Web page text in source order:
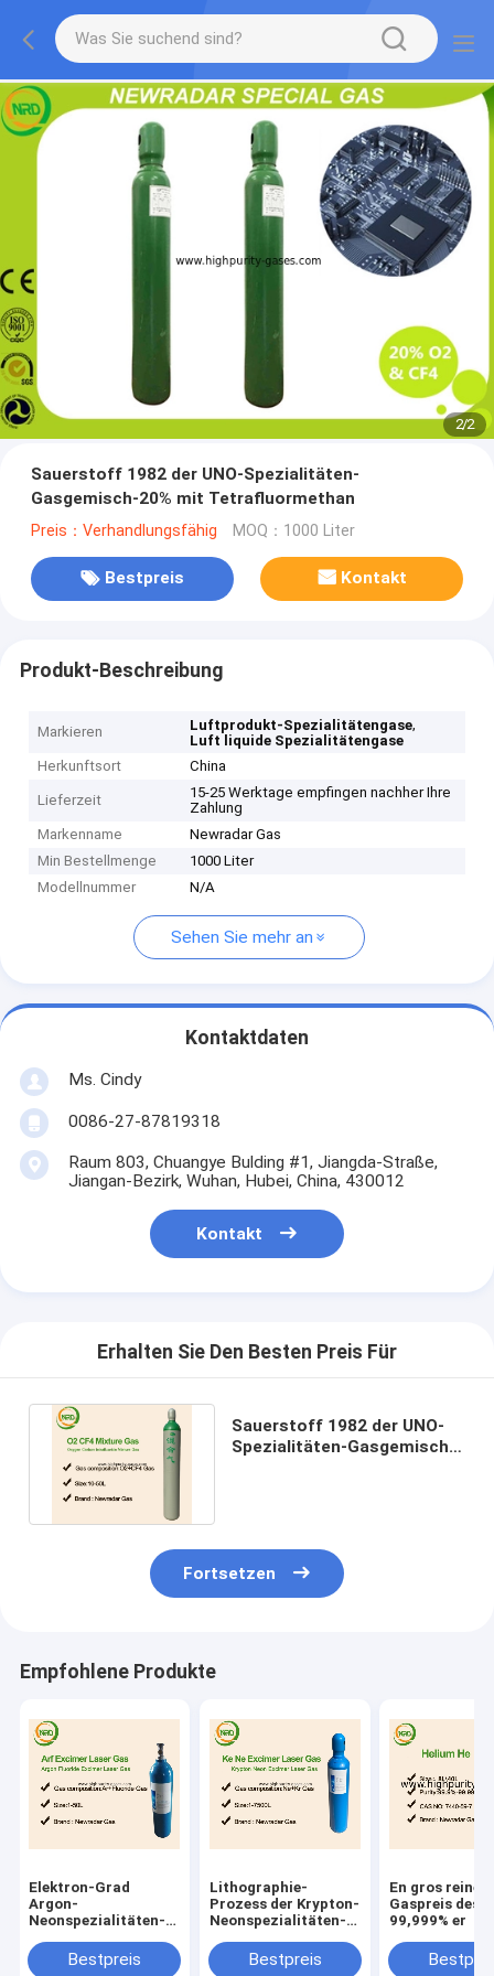
2/2
Sauerstoff 1982 der UNO-Spezialitäten-
Gasgemisch-20% mit Tetrafluormethan
Preis：Verhandlungsfähig MOQ：1000 Liter
Bestpreis Kontakt
Produkt-Beschreibung
Markieren Luftprodukt-Spezialitätengase,
Luft liquide Spezialitätengase
Herkunftsort
China
Lieferzeit
15-25 Werktage empfingen nachher Ihre
Zahlung
Markenname
Newradar Gas
Min Bestellmenge
1000 Liter
Modellnummer
N/A
Sehen Sie mehr an
Kontaktdaten
Ms. Cindy
0086-27-87819318
Raum 803, Chuangye Bulding #1, Jiangda-Straße,
Jiangan-Bezirk, Wuhan, Hubei, China, 430012
Kontakt
Erhalten Sie Den Besten Preis Für
Sauerstoff 1982 der UNO-
Spezialitäten-Gasgemisch-
Fortsetzen
Empfohlene Produkte
Elektron-Grad
Argon-
Neonspezialitäten-
7440-59-7Bestpreis
Lithographie-
Prozess der Krypton-
Neonspezialitäten-
Bestpreis
En gros reiner
Gaspreis des
99,999% er